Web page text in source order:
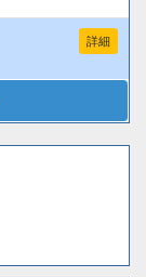
詳細